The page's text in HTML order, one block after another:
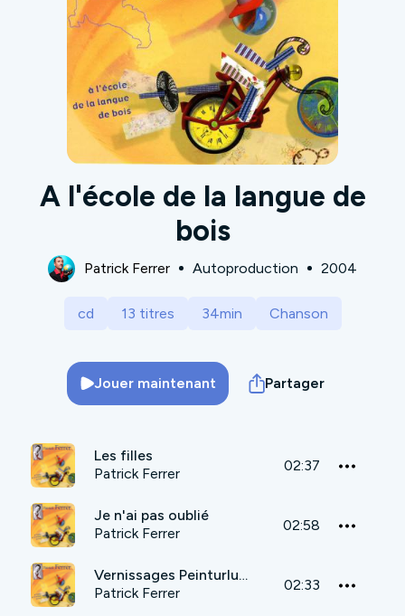
A l'école de la langue de
bois
Patrick Ferrer Autoproduction 2004
cd 13 titres 34min Chanson
Jouer maintenant Partager
Les filles
Patrick Ferrer
02:37
Je n'ai pas oublié
Patrick Ferrer
02:58
Vernissages Peinturlurés
Patrick Ferrer
02:33